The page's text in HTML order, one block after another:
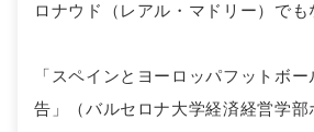
ロナウド（レアル・マドリー）でも
「スペインとヨーロッパフットボ
告」（バルセロナ大学経済経営学